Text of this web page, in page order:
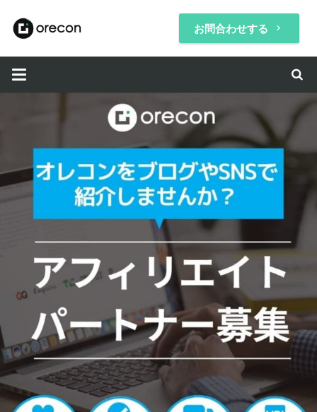
お問合わせする keyboard_arrow_right